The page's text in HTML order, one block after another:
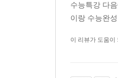
수능특강 다
이랑 수능완
이 리뷰가 도움이